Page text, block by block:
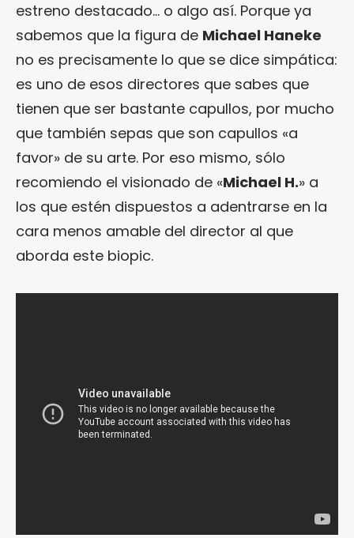
estreno destacado… o algo así. Porque ya
sabemos que la figura de Michael Haneke
no es precisamente lo que se dice simpática:
es uno de esos directores que sabes que
tienen que ser bastante capullos, por mucho
que también sepas que son capullos «a
favor» de su arte. Por eso mismo, sólo
recomiendo el visionado de «Michael H.» a
los que estén dispuestos a adentrarse en la
cara menos amable del director al que
aborda este biopic.